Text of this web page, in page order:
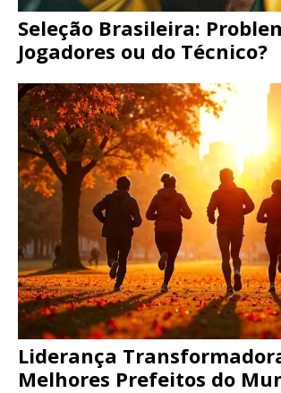
Seleção Brasileira:
Jogadores ou do Técnico?
Liderança
Melhores Prefeitos do